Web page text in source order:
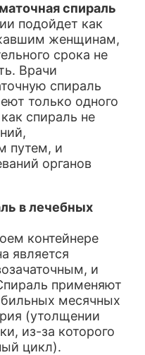
спираль
подойдет как
женщинам,
срока не
Врачи
спираль
только одного
спираль не
путем, и
органов
в лечебных
контейнере
является
и
применяют
месячных
(утолщении
из-за которого
цикл).